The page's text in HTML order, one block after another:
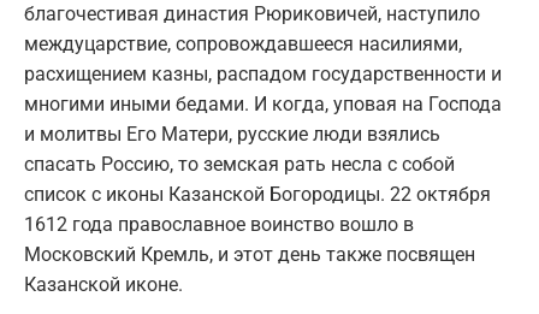
благочестивая династия Рюриковичей, наступило
междуцарствие, сопровождавшееся насилиями,
расхищением казны, распадом государственности и
многими иными бедами. И когда, уповая на Господа
и молитвы Его Матери, русские люди взялись
спасать Россию, то земская рать несла с собой
список с иконы Казанской Богородицы. 22 октября
1612 года православное воинство вошло в
Московский Кремль, и этот день также посвящен
Казанской иконе.